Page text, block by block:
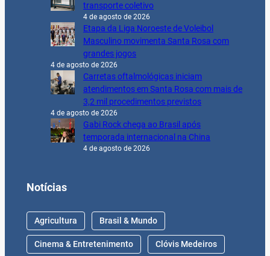
transporte coletivo
4 de agosto de 2026
Etapa da Liga Noroeste de Voleibol
Masculino movimenta Santa Rosa com
grandes jogos
4 de agosto de 2026
Carretas oftalmológicas iniciam
atendimentos em Santa Rosa com mais de
3,2 mil procedimentos previstos
4 de agosto de 2026
Gabi Rock chega ao Brasil após
temporada internacional na China
4 de agosto de 2026
Notícias
Agricultura Brasil & Mundo
Cinema & Entretenimento Clóvis Medeiros